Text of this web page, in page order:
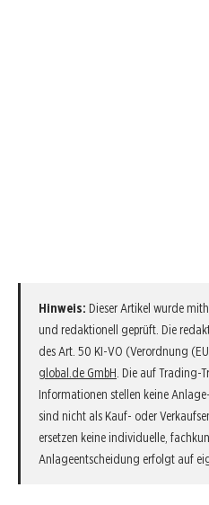
Hinweis: Dieser Artikel wurde
und redaktionell geprüft. Die
des Art. 50 KI-VO (Verordnung
global.de GmbH . Die auf Trading-
Informationen stellen keine
sind nicht als Kauf- oder
ersetzen keine individuelle,
Anlageentscheidung erfolgt auf